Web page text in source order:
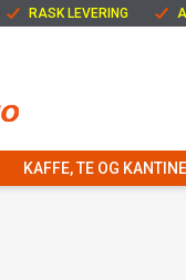
RASK LEVERING
KAFFE, TE OG KANTINE